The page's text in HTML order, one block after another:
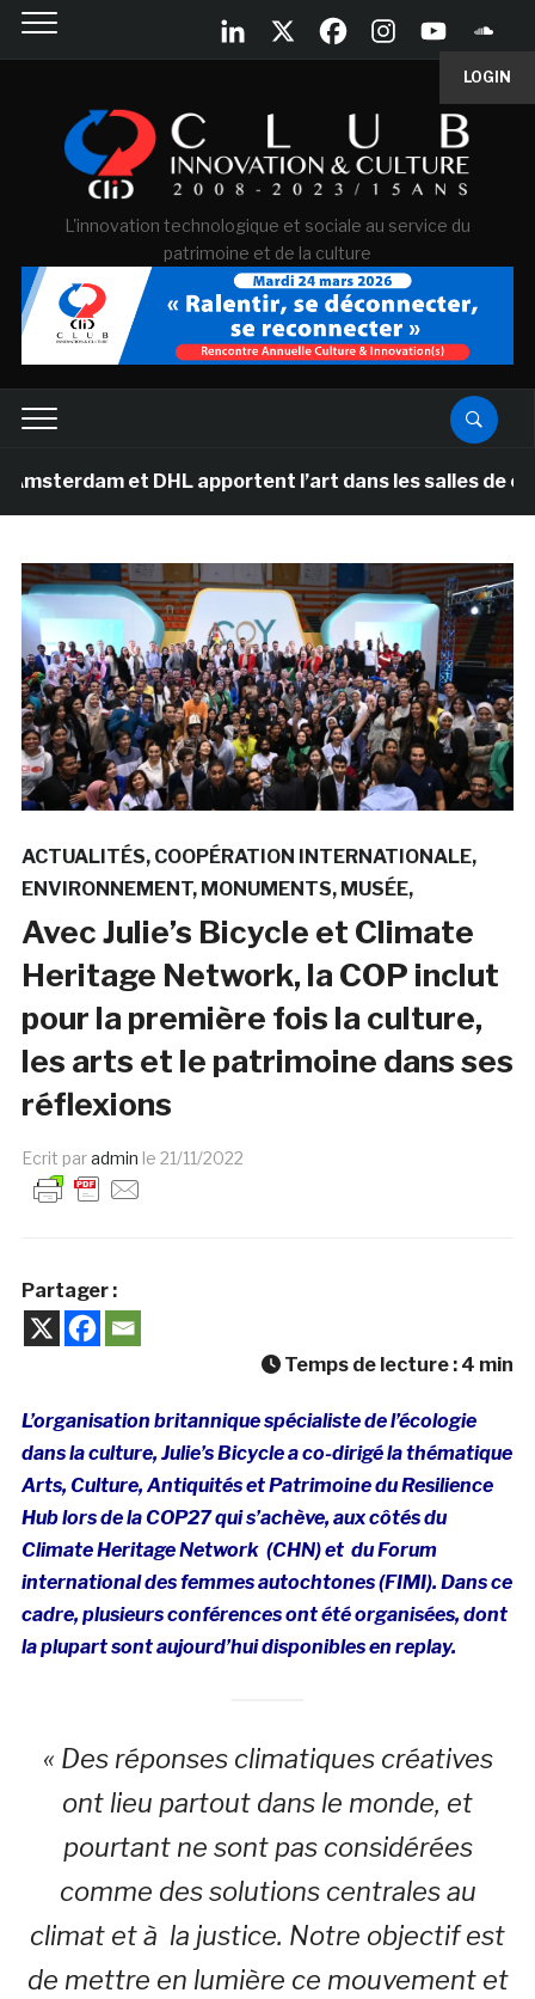
LOGIN
L'innovation technologique et sociale au service du
patrimoine et de la culture
et DHL apportent l’art dans les salles de classe
ACTUALITÉS COOPÉRATION INTERNATIONALE
ENVIRONNEMENT MONUMENTS MUSÉE
Avec Julie’s Bicycle et Climate
Heritage Network, la COP inclut
pour la première fois la culture,
les arts et le patrimoine dans ses
réflexions
Ecrit paradmin le 21/11/2022
Partager :
Temps de lecture : 4 min
L’organisation britannique spécialiste de l’écologie
dans la culture, Julie’s Bicycle a co-dirigé la thématique
Arts, Culture, Antiquités et Patrimoine du Resilience
Hub lors de la COP27 qui s’achève, aux côtés du
Climate Heritage Network (CHN) et du Forum
international des femmes autochtones (FIMI). Dans ce
cadre, plusieurs conférences ont été organisées, dont
la plupart sont aujourd’hui disponibles en replay.
« Des réponses climatiques créatives
ont lieu partout dans le monde, et
pourtant ne sont pas considérées
comme des solutions centrales au
climat et à la justice. Notre objectif est
de mettre en lumière ce mouvement et